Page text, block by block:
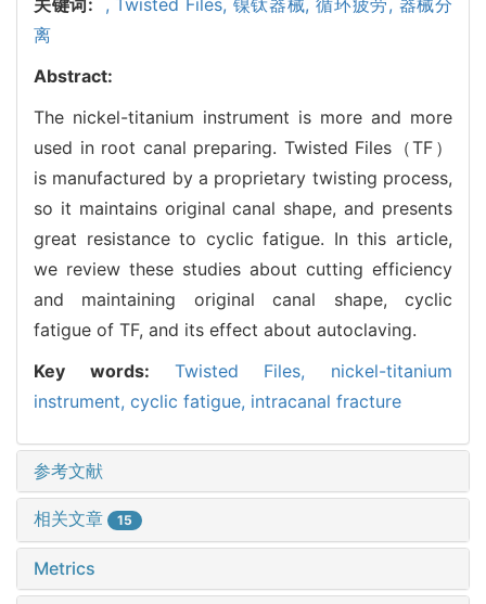
离
Abstract:
The nickel-titanium instrument is more and more
used in root canal preparing. Twisted Files（TF）
is manufactured by a proprietary twisting process,
so it maintains original canal shape, and presents
great resistance to cyclic fatigue. In this article,
we review these studies about cutting efficiency
and maintaining original canal shape, cyclic
fatigue of TF, and its effect about autoclaving.
Key words: Twisted Files, nickel-titanium
instrument, cyclic fatigue, intracanal fracture
参考文献
相关文章 15
Metrics